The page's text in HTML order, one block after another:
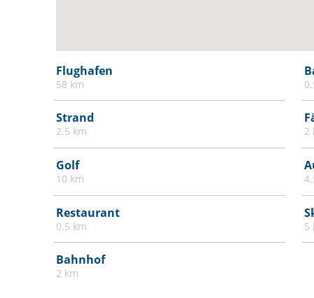
Feuermelder oder Rauchmelder
Fliesen- / Marmorboden
Gemeinschaftspool
Gesamte Immobilie im Erdgeschoss
Haustiere
Heizung
High Definition (HD) Flachbildfernseher -
32 Zoll oder mehr
Kinderbett / Kinderbett
Flughafen
58 km
Strand
2.5 km 2
Golf
10 km
Restaurant
0.5 km 5
Bahnhof
2 km